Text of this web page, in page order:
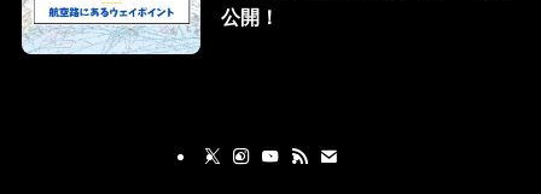
公開！